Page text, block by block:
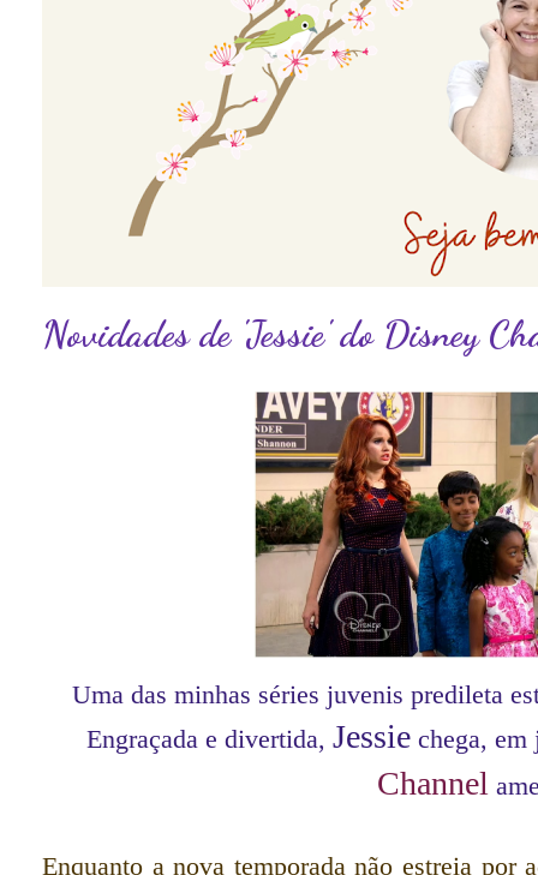
Novidades de 'Jessie' do Disney
Uma das minhas séries juvenis predileta
Engraçada e divertida, Jessie chega,
Channel
Enquanto a nova temporada não estreia por